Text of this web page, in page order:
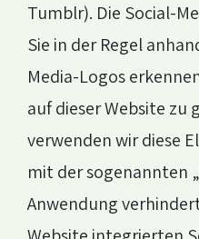
Tumblr). Die Social-
Sie in der Regel
Media-Logos
auf dieser Website zu
verwenden wir diese
mit der sogenannten
Anwendung